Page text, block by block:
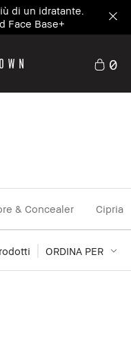
il kit estivo su
20% di sconto²
0
& Concealer Cipria
ORDINA PER